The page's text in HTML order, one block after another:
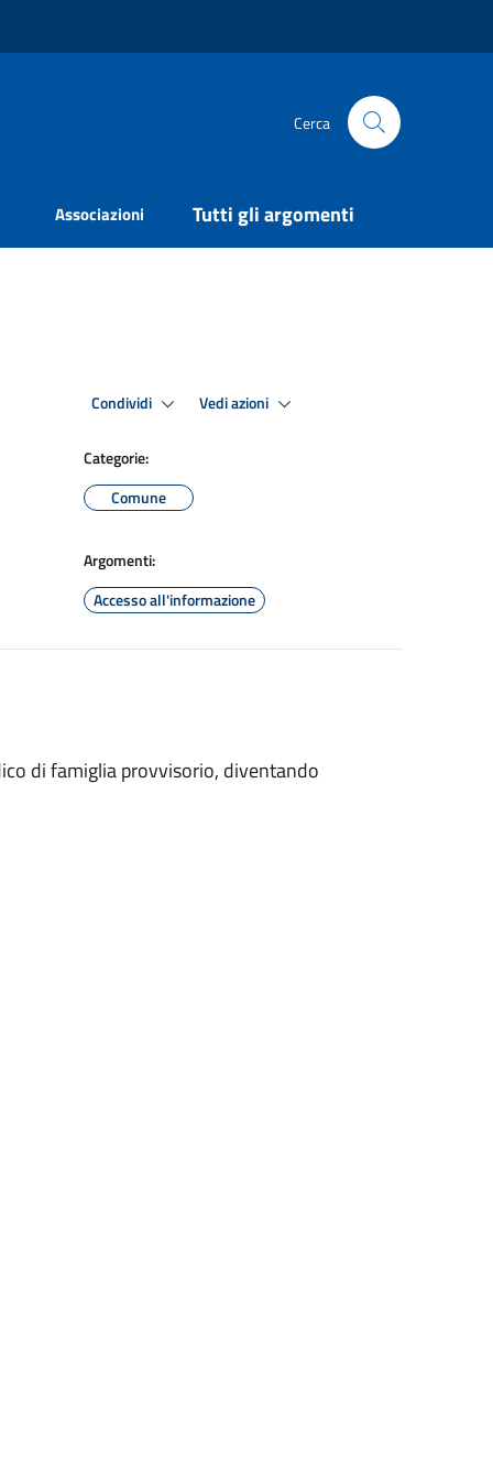
Cerca
Associazioni Tutti gli argomenti
Condividi Vedi azioni
Categorie:
Comune
Argomenti:
Accesso all'informazione
di famiglia provvisorio, diventando